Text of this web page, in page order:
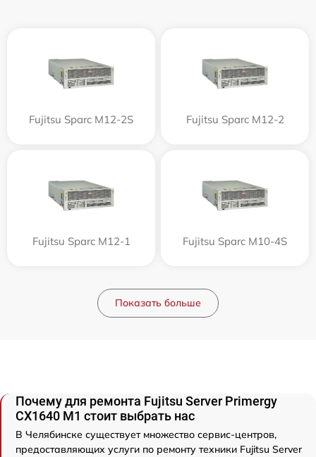
Fujitsu Sparc M12-2S Fujitsu Sparc M12-2
Fujitsu Sparc M12-1 Fujitsu Sparc M10-4S
Показать больше
Почему для ремонта Fujitsu Server Primergy
CX1640 M1 стоит выбрать нас
В Челябинске существует множество сервис-центров,
предоставляющих услуги по ремонту техники Fujitsu Server